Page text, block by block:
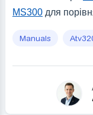
MS300для
Manuals